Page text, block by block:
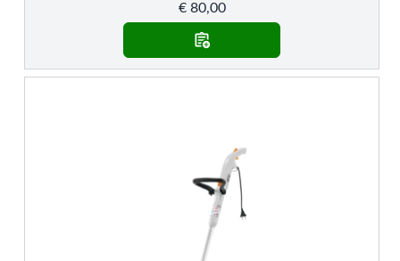
€80,00